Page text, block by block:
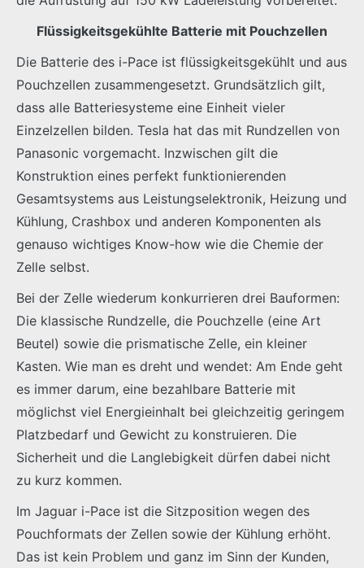
Flüssigkeitsgekühlte Batterie mit Pouchzellen
Die Batterie des i-Pace ist flüssigkeitsgekühlt und aus
Pouchzellen zusammengesetzt. Grundsätzlich gilt,
dass alle Batteriesysteme eine Einheit vieler
Einzelzellen bilden. Tesla hat das mit Rundzellen von
Panasonic vorgemacht. Inzwischen gilt die
Konstruktion eines perfekt funktionierenden
Gesamtsystems aus Leistungselektronik, Heizung und
Kühlung, Crashbox und anderen Komponenten als
genauso wichtiges Know-how wie die Chemie der
Zelle selbst.
Bei der Zelle wiederum konkurrieren drei Bauformen:
Die klassische Rundzelle, die Pouchzelle (eine Art
Beutel) sowie die prismatische Zelle, ein kleiner
Kasten. Wie man es dreht und wendet: Am Ende geht
es immer darum, eine bezahlbare Batterie mit
möglichst viel Energieinhalt bei gleichzeitig geringem
Platzbedarf und Gewicht zu konstruieren. Die
Sicherheit und die Langlebigkeit dürfen dabei nicht
zu kurz kommen.
Im Jaguar i-Pace ist die Sitzposition wegen des
Pouchformats der Zellen sowie der Kühlung erhöht.
Das ist kein Problem und ganz im Sinn der Kunden,